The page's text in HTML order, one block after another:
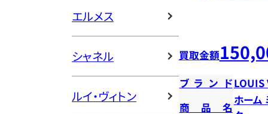
エルメス
シャネル
ルイ・ヴィトン
買取金額
ブランドLOUIS
商品名
ホーム